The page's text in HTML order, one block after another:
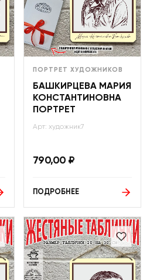
ПОРТРЕТ ХУДОЖНИКОВ
БАШКИРЦЕВА МАРИЯ
КОНСТАНТИНОВНА
ПОРТРЕТ
Арт: художник7
790,00 ₽
ПОДРОБНЕЕ